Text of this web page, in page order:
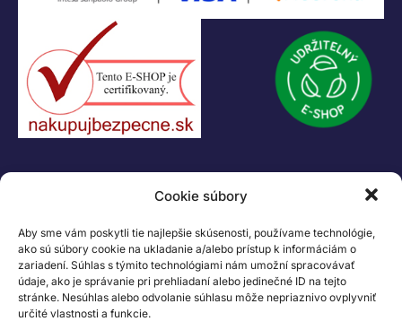
Cookie súbory
Aby sme vám poskytli tie najlepšie skúsenosti, používame technológie,
ako sú súbory cookie na ukladanie a/alebo prístup k informáciám o
zariadení. Súhlas s týmito technológiami nám umožní spracovávať
údaje, ako je správanie pri prehliadaní alebo jedinečné ID na tejto
stránke. Nesúhlas alebo odvolanie súhlasu môže nepriaznivo ovplyvniť
určité vlastnosti a funkcie.
IČ DPH: SK2023978330
Logo LEGO, minifigures, DUPLO, LEGENDS OF CHIMA, NINJAGO, BIONICLE,
MINDSTORMS a MIXELS sú ochranné známky LEGO Group. ©2026 The
LEGO Group. Všetky práva vyhradené